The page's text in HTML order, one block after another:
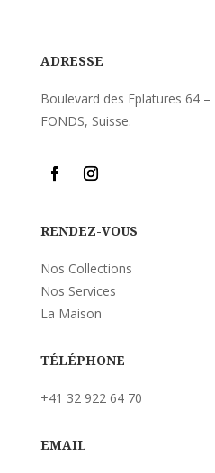
ADRESSE
Boulevard des Eplatures 64 –
FONDS, Suisse.
RENDEZ-VOUS
Nos Collections
Nos Services
La Maison
TÉLÉPHONE
+41 32 922 64 70
EMAIL